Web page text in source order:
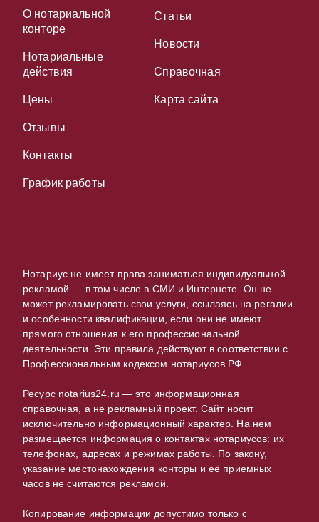
О нотариальной
конторе
Нотариальные
действия
Цены
Отзывы
Контакты
График работы
Статьи
Новости
Справочная
Карта сайта
Нотариус не имеет права заниматься индивидуальной
рекламой — в том числе в СМИ и Интернете. Он не
может рекламировать свои услуги, ссылаясь на регалии
и особенности квалификации, если они не имеют
прямого отношения к его профессиональной
деятельности. Эти правила действуют в соответствии с
Профессиональным кодексом нотариусов РФ.
Ресурс notarius24.ru — это информационная
справочная, а не рекламный проект. Сайт носит
исключительно информационный характер. На нем
размещается информация о контактах нотариусов: их
телефонах, адресах и режимах работы. По закону,
указание местонахождения конторы и её приемных
часов не считаются рекламой.
Копирование информации допустимо только с